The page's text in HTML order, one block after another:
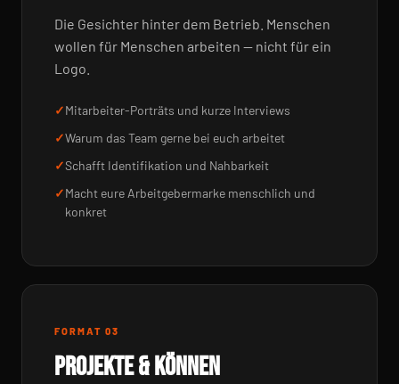
Die Gesichter hinter dem Betrieb. Menschen
wollen für Menschen arbeiten — nicht für ein
Logo.
Mitarbeiter-Porträts und kurze Interviews
Warum das Team gerne bei euch arbeitet
Schafft Identifikation und Nahbarkeit
Macht eure Arbeitgebermarke menschlich und
konkret
FORMAT 03
PROJEKTE & KÖNNEN